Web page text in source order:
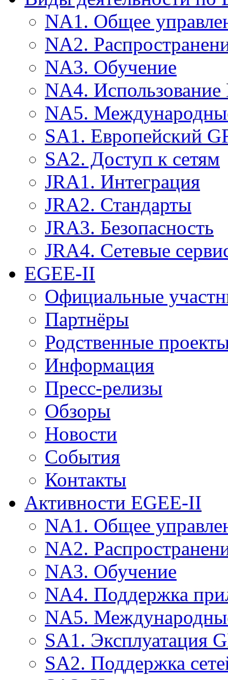
NA1. Общее
NA2.
NA3. Обучение
NA4. Использование
NA5.
SA1. Европейский
SA2. Доступ к сетям
JRA1. Интеграция
JRA2. Стандарты
JRA3. Безопасность
JRA4. Сетевые
EGEE-II
Официальные
Партнёры
Родственные
Информация
Пресс-релизы
Обзоры
Новости
События
Контакты
Активности EGEE-II
NA1. Общее
NA2.
NA3. Обучение
NA4. Поддержка
NA5.
SA1. Эксплуатация
SA2. Поддержка